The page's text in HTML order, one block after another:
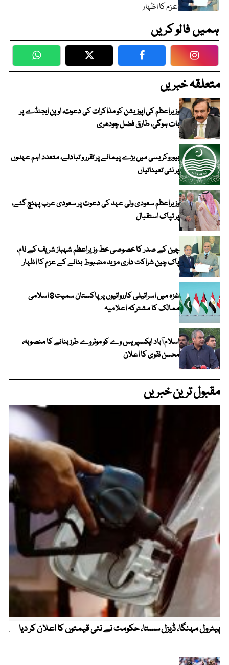
عزم کا اظہار
ہمیں فالو کریں
WhatsApp Twitter Facebook
متعلقہ خبریں
وزیراعظم کی اپوزیشن کو مذاکرات کی دعوت، اوپن ایجنڈے پر
بات ہوگی، طارق فضل چودھری
بیوروکریسی میں بڑے پیمانے پر تقرر و تبادلے، متعدد اہم عہدوں
پر نئی تعیناتیاں
وزیراعظم سعودی ولی عہد کی دعوت پر سعودی عرب پہنچ گئے،
پر تپاک استقبال
چین کے صدر کا خصوصی خط وزیراعظم شہباز شریف کے نام،
پاک چین شراکت داری مزید مضبوط بنانے کے عزم کا اظہار
غزہ میں اسرائیلی کارروائیوں پر پاکستان سمیت 8 اسلامی
ممالک کا مشترکہ اعلامیہ
اسلام آباد ایکسپریس وے کو موٹروے طرز بنانے کا منصوبہ،
محسن نقوی کا اعلان
مقبول ترین خبریں
پیٹرول مہنگا، ڈیزل سستا، حکومت نے نئی قیمتوں کا اعلان کر دیا